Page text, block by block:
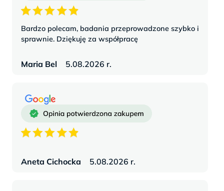
Bardzo polecam, badania przeprowadzone szybko i
sprawnie. Dziękuję za współpracę
Maria Bel 5.08.2026 r.
Aneta Cichocka 5.08.2026 r.